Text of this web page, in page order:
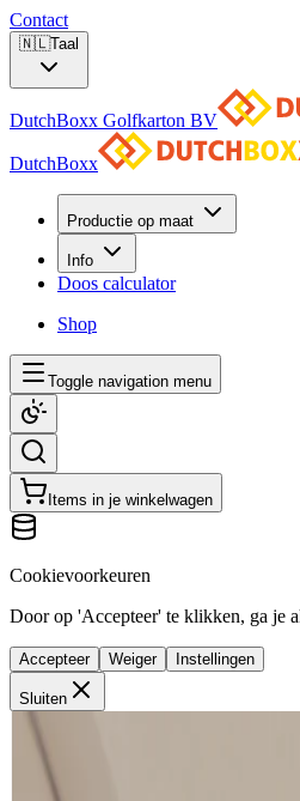
Contact
🇳🇱Taal
DutchBoxx Golfkarton BV
DutchBoxx
Productie op maat
Info
Doos calculator
Shop
Toggle navigation menu
Items in je winkelwagen
Cookievoorkeuren
Door op 'Accepteer' te klikken, ga je
Accepteer Weiger Instellingen
Sluiten